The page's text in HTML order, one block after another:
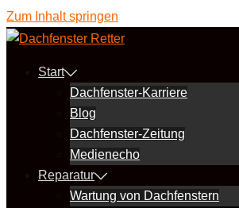
Zum Inhalt springen
Start
Dachfenster-Karriere
Blog
Dachfenster-Zeitung
Medienecho
Reparatur
Wartung von Dachfenstern